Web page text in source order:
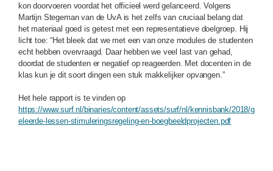
kon doorvoeren voordat het officieel werd gelanceerd. Volgens
Martijn Stegeman van de UvA is het zelfs van cruciaal belang dat
het materiaal goed is getest met een representatieve doelgroep. Hij
licht toe: “Het bleek dat we met een van onze modules de studenten
echt hebben overvraagd. Daar hebben we veel last van gehad,
doordat de studenten er negatief op reageerden. Met docenten in de
klas kun je dit soort dingen een stuk makkelijker opvangen.”
Het hele rapport is te vinden op
https://www.surf.nl/binaries/content/assets/surf/nl/kennisbank/2018/g
eleerde-lessen-stimuleringsregeling-en-boegbeeldprojecten.pdf